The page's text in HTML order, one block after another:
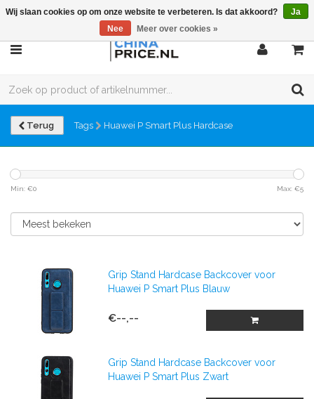
Terug Tags Huawei P Smart Plus Hardcase
Min: €0 Max: €5
Grip Stand Hardcase Backcover voor
Huawei P Smart Plus Blauw
€--,--
Grip Stand Hardcase Backcover voor
Huawei P Smart Plus Zwart
Wij slaan cookies op om onze website te verbeteren. Is dat akkoord?
Ja
Nee
Meer over cookies »